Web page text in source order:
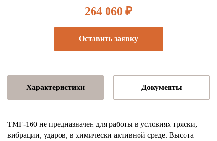
264 060 ₽
Оставить заявку
Характеристики Документы
ТМГ-160 не предназначен для работы в условиях тряски,
вибрации, ударов, в химически активной среде. Высота